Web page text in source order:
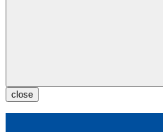
close